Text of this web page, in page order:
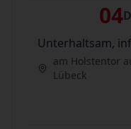
04
Unterhaltsam,
am Holstentor
Lübeck